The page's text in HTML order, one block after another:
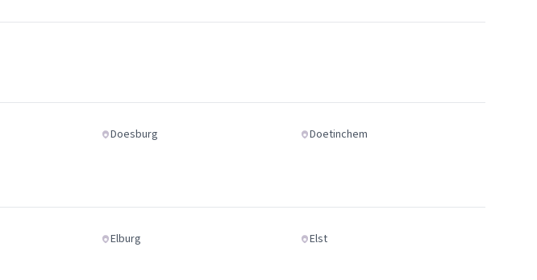
Doesburg
Doetinchem
Elburg
Elst